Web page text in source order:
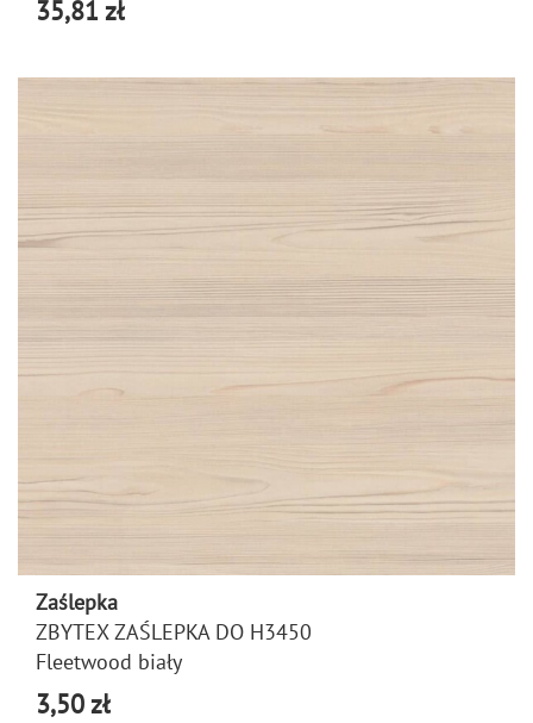
35,81 zł
Zaślepka
ZBYTEX ZAŚLEPKA DO H3450
Fleetwood biały
3,50 zł